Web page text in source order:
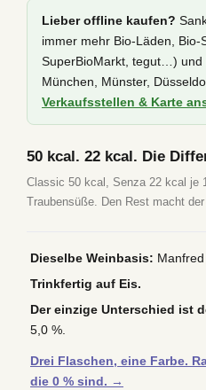
Lieber offline kaufen?
immer mehr Bio-Läden, Bio-
SuperBioMarkt, tegut…) und
München, Münster,
Verkaufsstellen & Karte
50 kcal. 22 kcal. Die
Classic 50 kcal, Senza 22 kcal je
Traubensüße. Den Rest macht
Dieselbe Weinbasis:
Trinkfertig auf Eis.
Der einzige Unterschied ist
5,0 %.
Drei Flaschen, eine Farbe.
die 0 % sind. →